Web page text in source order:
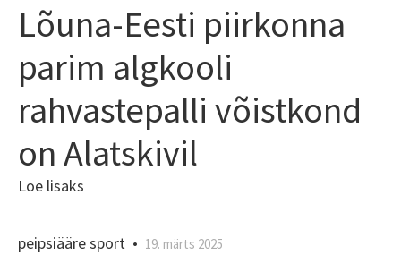
Lõuna-Eesti piirkonna
parim algkooli
rahvastepalli võistkond
on Alatskivil
Loe lisaks
peipsiääre sport • 19. märts 2025